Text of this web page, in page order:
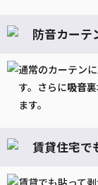
防音カーテ
通常のカーテン
す。さらに吸音
ます。
賃貸住宅で